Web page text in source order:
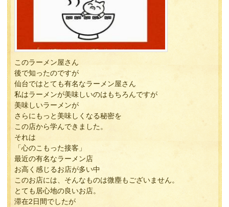
このラーメン屋さん
後で知ったのですが
仙台ではとても有名なラーメン屋さん
私はラーメンが美味しいのはもちろんですが
美味しいラーメンが
さらにもっと美味しくなる秘密を
この店から学んできました。
それは
「心のこもった接客」
最近の有名なラーメン店
お高く感じるお店が多い中
このお店には、そんなものは微塵もございません。
とても居心地の良いお店。
滞在2日間でしたが